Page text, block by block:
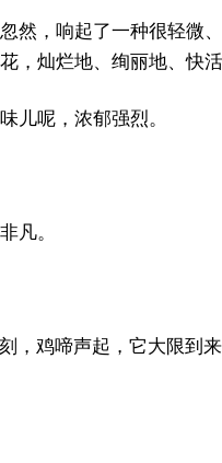
然，响起了一种很轻微
，灿烂地、绚丽地、快
儿呢，浓郁强烈。
凡。
，鸡啼声起，它大限到